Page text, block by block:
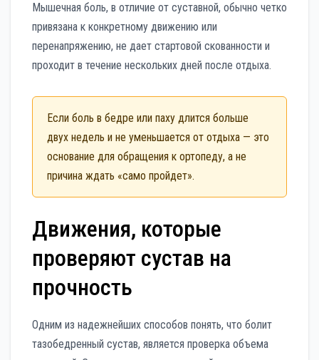
Мышечная боль, в отличие от суставной, обычно четко
привязана к конкретному движению или
перенапряжению, не дает стартовой скованности и
проходит в течение нескольких дней после отдыха.
Если боль в бедре или паху длится больше
двух недель и не уменьшается от отдыха — это
основание для обращения к ортопеду, а не
причина ждать «само пройдет».
Движения, которые
проверяют сустав на
прочность
Одним из надежнейших способов понять, что болит
тазобедренный сустав, является проверка объема